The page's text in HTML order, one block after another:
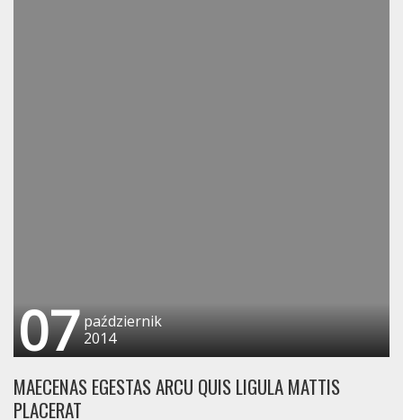
07 październik
2014
MAECENAS EGESTAS ARCU QUIS LIGULA MATTIS
PLACERAT